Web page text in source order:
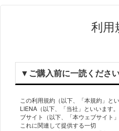
利用
▼ご購⼊前に⼀読くださ
この利⽤規約（以下、「本規約」と
LIENA（以下、「当社」といいます
ブサイト（以下、「本ウェブサイト
これに関連して提供する⼀切